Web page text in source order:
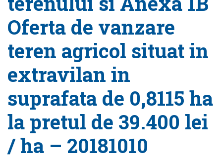
Oferta de vanzare
teren agricol situat in
extravilan in
suprafata de 0,8115 ha
la pretul de 39.400 lei
/ ha – 20181010